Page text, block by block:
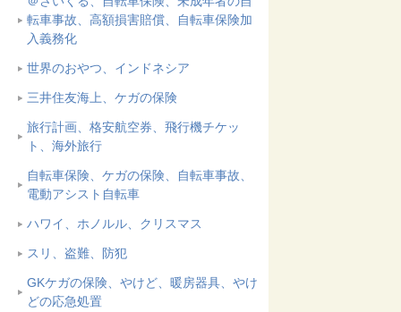
転車事故、高額損害賠償、自転車保険加
入義務化
世界のおやつ、インドネシア
三井住友海上、ケガの保険
旅行計画、格安航空券、飛行機チケッ
ト、海外旅行
自転車保険、ケガの保険、自転車事故、
電動アシスト自転車
ハワイ、ホノルル、クリスマス
スリ、盗難、防犯
GKケガの保険、やけど、暖房器具、やけ
どの応急処置